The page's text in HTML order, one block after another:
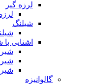
لرزه گیر
شیلنگ
اشنایی
گالوانیزه